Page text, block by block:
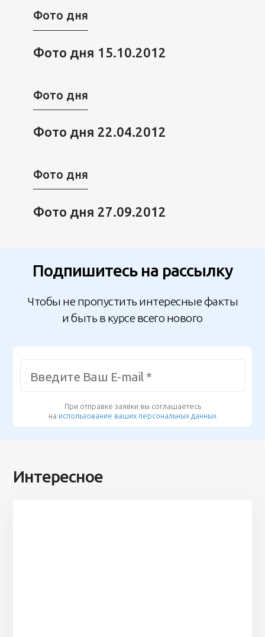
Фото дня
Фото дня 15.10.2012
Фото дня
Фото дня 22.04.2012
Фото дня
Фото дня 27.09.2012
Подпишитесь на рассылку
Чтобы не пропустить интересные факты
и быть в курсе всего нового
При отправке заявки вы соглашаетесь
на использование ваших персональных данных
Интересное